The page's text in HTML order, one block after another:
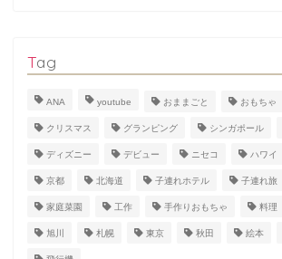
Tag
ANA youtube おままごと おもちゃ
クリスマス グランピング シンガポール
ディズニー デビュー ニセコ ハワイ
京都 北海道 子連れホテル 子連れ旅
家庭菜園 工作 手作りおもちゃ 料理
旭川 札幌 東京 秋田 絵本